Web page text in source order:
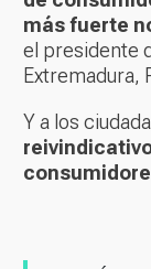
más fuerte
el presidente
Extremadura,
Y a los